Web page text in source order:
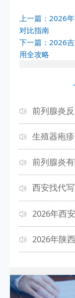
上一篇： 2026
对比指南
下一篇： 2026
用全攻略
前列腺炎
生殖器疱
前列腺炎
西安找代
2026年本
2026年西
专业靠谱
2026年陕